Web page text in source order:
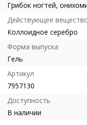
Грибок ногтей,
Действующее
Коллоидное серебро
Форма выпуска
Гель
Артикул
7957130
Доступность
В наличии